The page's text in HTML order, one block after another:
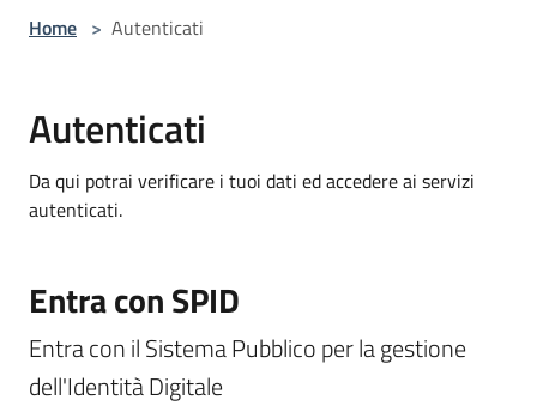
Home > Autenticati
Autenticati
Da qui potrai verificare i tuoi dati ed accedere ai servizi
autenticati.
Entra con SPID
Entra con il Sistema Pubblico per la gestione
dell'Identità Digitale